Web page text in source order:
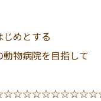
めとする
物病院を目指して